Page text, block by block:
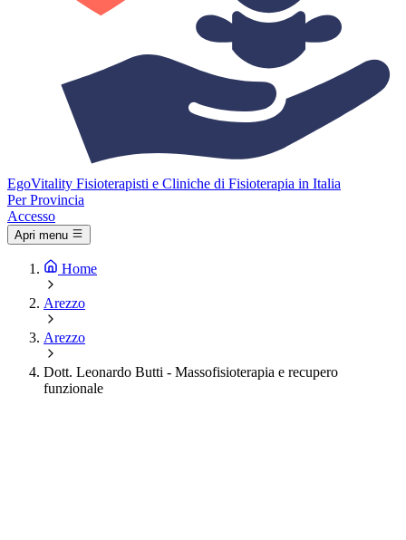
EgoVitality Fisioterapisti e Cliniche di Fisioterapia in Italia
Per Provincia
Accesso
Apri menu
Home
Arezzo
Arezzo
Dott. Leonardo Butti - Massofisioterapia e recupero
funzionale